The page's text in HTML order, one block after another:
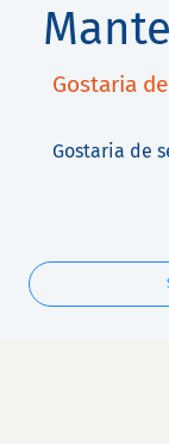
Gostaria
Gostaria de